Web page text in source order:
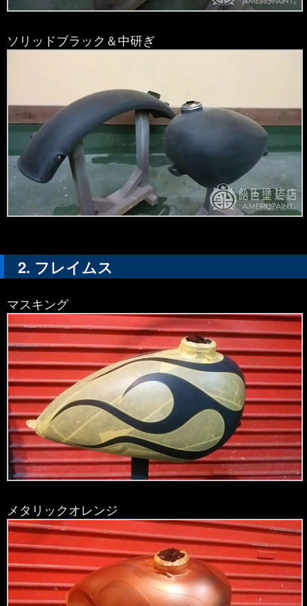
ソリッドブラック＆中研ぎ
フレイムス
マスキング
メタリックオレンジ